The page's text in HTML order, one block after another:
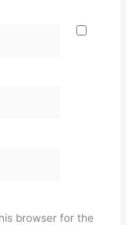
browser for the